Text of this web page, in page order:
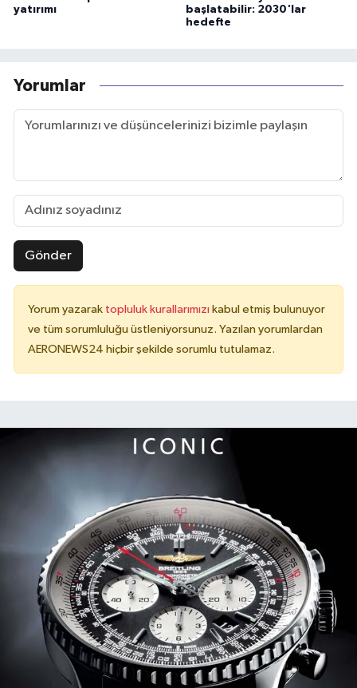
yatırımı
başlatabilir: 2030'lar
hedefte
Yorumlar
Gönder
Yorum yazarak topluluk kurallarımızı kabul etmiş bulunuyor
ve tüm sorumluluğu üstleniyorsunuz. Yazılan yorumlardan
AERONEWS24 hiçbir şekilde sorumlu tutulamaz.